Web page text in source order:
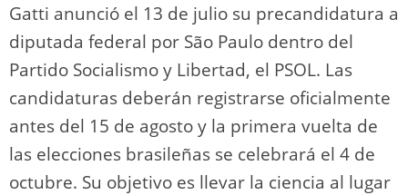
Gatti anunció el 13 de julio su precandidatura a
diputada federal por São Paulo dentro del
Partido Socialismo y Libertad, el PSOL. Las
candidaturas deberán registrarse oficialmente
antes del 15 de agosto y la primera vuelta de
las elecciones brasileñas se celebrará el 4 de
octubre. Su objetivo es llevar la ciencia al lugar